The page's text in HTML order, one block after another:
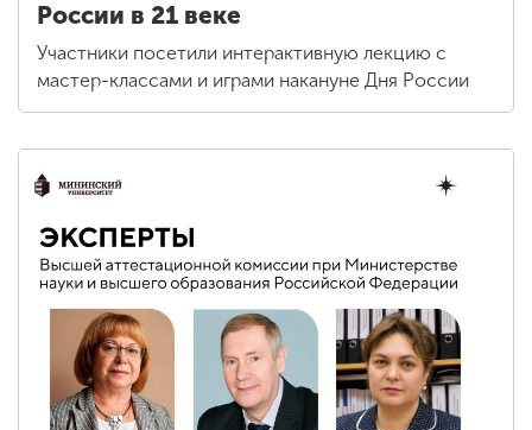
России в 21 веке
Участники посетили интерактивную лекцию с
мастер-классами и играми накануне Дня России